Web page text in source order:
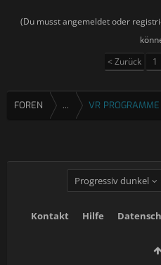
(Du musst angemeldet oder
< Zurück
1
FOREN ... VR
Progressiv dunkel
Kontakt Hilfe